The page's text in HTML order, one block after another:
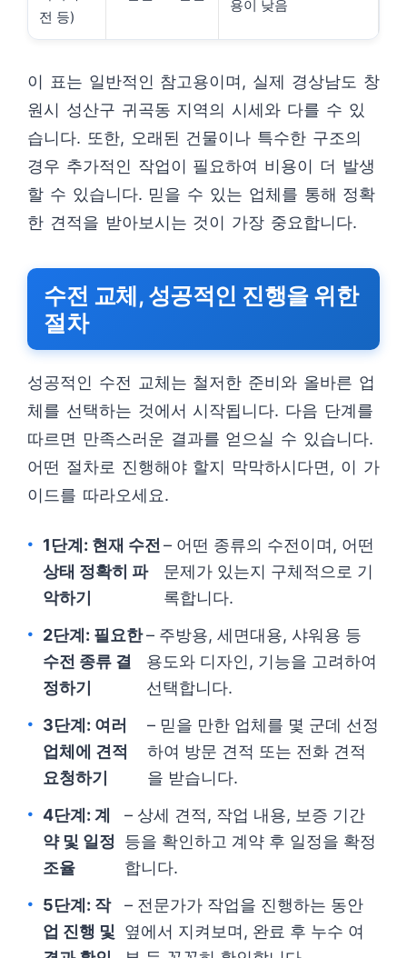
전 등)
용이 낮음
이 표는 일반적인 참고용이며, 실제 경상남도 창
원시 성산구 귀곡동 지역의 시세와 다를 수 있
습니다. 또한, 오래된 건물이나 특수한 구조의
경우 추가적인 작업이 필요하여 비용이 더 발생
할 수 있습니다. 믿을 수 있는 업체를 통해 정확
한 견적을 받아보시는 것이 가장 중요합니다.
수전 교체, 성공적인 진행을 위한
절차
성공적인 수전 교체는 철저한 준비와 올바른 업
체를 선택하는 것에서 시작됩니다. 다음 단계를
따르면 만족스러운 결과를 얻으실 수 있습니다.
어떤 절차로 진행해야 할지 막막하시다면, 이 가
이드를 따라오세요.
1단계: 현재 수전
상태 정확히 파
악하기
– 어떤 종류의 수전이며, 어떤
문제가 있는지 구체적으로 기
록합니다.
2단계: 필요한
수전 종류 결
정하기
– 주방용, 세면대용, 샤워용 등
용도와 디자인, 기능을 고려하여
선택합니다.
3단계: 여러
업체에 견적
요청하기
– 믿을 만한 업체를 몇 군데 선정
하여 방문 견적 또는 전화 견적
을 받습니다.
4단계: 계
약 및 일정
조율
– 상세 견적, 작업 내용, 보증 기간
등을 확인하고 계약 후 일정을 확정
합니다.
5단계: 작
업 진행 및
– 전문가가 작업을 진행하는 동안
옆에서 지켜보며, 완료 후 누수 여